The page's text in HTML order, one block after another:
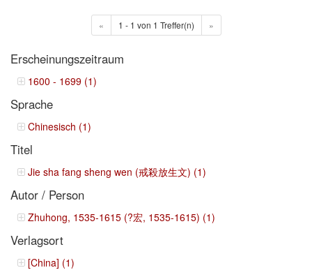
« 1 - 1 von 1 Treffer(n) »
Erscheinungszeitraum
1600 - 1699 (1)
Sprache
Chinesisch (1)
Titel
Jie sha fang sheng wen (戒殺放生文) (1)
Autor / Person
Zhuhong, 1535-1615 (?宏, 1535-1615) (1)
Verlagsort
[China] (1)